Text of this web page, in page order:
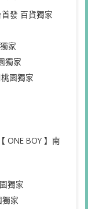
首發 百貨獨家
家
獨家
桃園獨家
ONE BOY 】南
獨家
獨家